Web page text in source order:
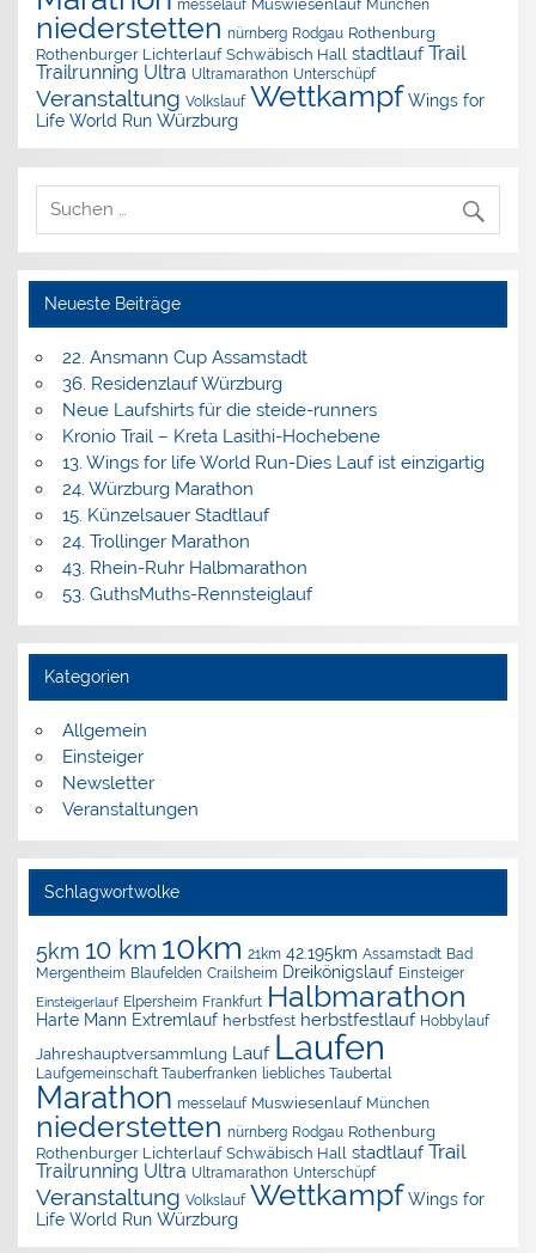
messelauf Muswiesenlauf München
niederstetten nürnberg Rodgau Rothenburg
Rothenburger Lichterlauf Schwäbisch Hall stadtlauf Trail
Trailrunning Ultra Ultramarathon Unterschüpf
Veranstaltung Volkslauf Wettkampf Wings for
Life World Run Würzburg
Neueste Beiträge
22. Ansmann Cup Assamstadt
36. Residenzlauf Würzburg
Neue Laufshirts für die steide-runners
Kronio Trail – Kreta Lasithi-Hochebene
13. Wings for life World Run-Dies Lauf ist einzigartig
24. Würzburg Marathon
15. Künzelsauer Stadtlauf
24. Trollinger Marathon
43. Rhein-Ruhr Halbmarathon
53. GuthsMuths-Rennsteiglauf
Kategorien
Allgemein
Einsteiger
Newsletter
Veranstaltungen
Schlagwortwolke
5km 10 km 10km 21km 42.195km Assamstadt Bad
Mergentheim Blaufelden Crailsheim Dreikönigslauf Einsteiger
Einsteigerlauf Elpersheim Frankfurt Halbmarathon
Harte Mann Extremlauf herbstfest herbstfestlauf Hobbylauf
Jahreshauptversammlung Lauf Laufen
Laufgemeinschaft Tauberfranken liebliches Taubertal
Marathon messelauf Muswiesenlauf München
niederstetten nürnberg Rodgau Rothenburg
Rothenburger Lichterlauf Schwäbisch Hall stadtlauf Trail
Trailrunning Ultra Ultramarathon Unterschüpf
Veranstaltung Volkslauf Wettkampf Wings for
Life World Run Würzburg